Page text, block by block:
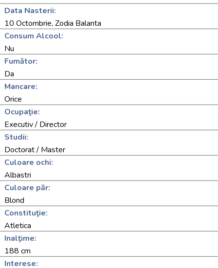
Data Nasterii:
10 Octombrie, Zodia Balanta
Consum Alcool:
Nu
Fumător:
Da
Mancare:
Orice
Ocupaţie:
Executiv / Director
Studii:
Doctorat / Master
Culoare ochi:
Albastri
Culoare păr:
Blond
Constituţie:
Atletica
Inalţime:
188 cm
Interese: